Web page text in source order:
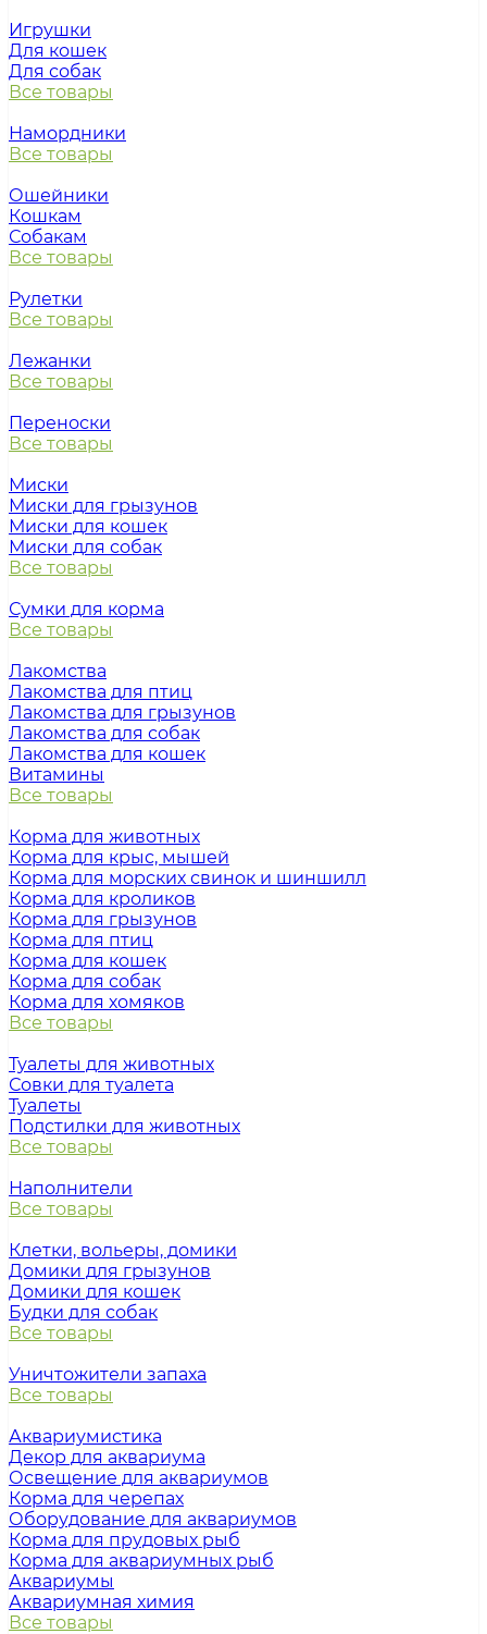
Игрушки
Для кошек
Для собак
Все товары
Намордники
Все товары
Ошейники
Кошкам
Собакам
Все товары
Рулетки
Все товары
Лежанки
Все товары
Переноски
Все товары
Миски
Миски для грызунов
Миски для кошек
Миски для собак
Все товары
Сумки для корма
Все товары
Лакомства
Лакомства для птиц
Лакомства для грызунов
Лакомства для собак
Лакомства для кошек
Витамины
Все товары
Корма для животных
Корма для крыс, мышей
Корма для морских свинок и шиншилл
Корма для кроликов
Корма для грызунов
Корма для птиц
Корма для кошек
Корма для собак
Корма для хомяков
Все товары
Туалеты для животных
Совки для туалета
Туалеты
Подстилки для животных
Все товары
Наполнители
Все товары
Клетки, вольеры, домики
Домики для грызунов
Домики для кошек
Будки для собак
Все товары
Уничтожители запаха
Все товары
Аквариумистика
Декор для аквариума
Освещение для аквариумов
Корма для черепах
Оборудование для аквариумов
Корма для прудовых рыб
Корма для аквариумных рыб
Аквариумы
Аквариумная химия
Все товары